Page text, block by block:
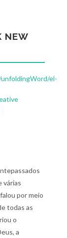
NEW
el-
várias
por meio
todas as
o
a